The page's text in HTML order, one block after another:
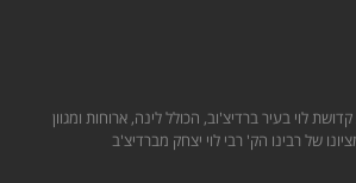
לוי בעיר ברדיצ'וב, הכולל לינה, ארוחות ומגוון
של רבינו הק' רבי לוי יצחק מברדיצ'ב